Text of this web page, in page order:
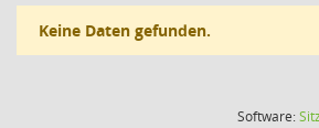
Keine Daten gefunden.
Software: